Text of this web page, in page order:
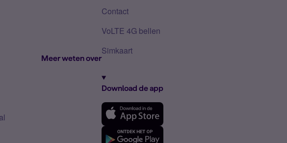
Meer weten over
Contact
VoLTE 4G bellen
Simkaart
Download de app